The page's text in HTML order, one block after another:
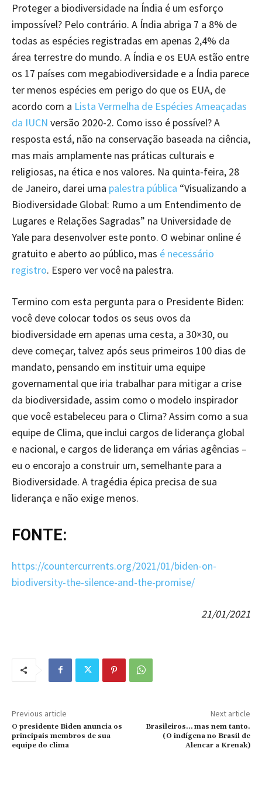
Proteger a biodiversidade na Índia é um esforço
impossível? Pelo contrário. A Índia abriga 7 a 8% de
todas as espécies registradas em apenas 2,4% da
área terrestre do mundo. A Índia e os EUA estão entre
os 17 países com megabiodiversidade e a Índia parece
ter menos espécies em perigo do que os EUA, de
acordo com a Lista Vermelha de Espécies Ameaçadas
da IUCN versão 2020-2. Como isso é possível? A
resposta está, não na conservação baseada na ciência,
mas mais amplamente nas práticas culturais e
religiosas, na ética e nos valores. Na quinta-feira, 28
de Janeiro, darei uma palestra pública “Visualizando a
Biodiversidade Global: Rumo a um Entendimento de
Lugares e Relações Sagradas” na Universidade de
Yale para desenvolver este ponto. O webinar online é
gratuito e aberto ao público, mas é necessário
registro. Espero ver você na palestra.
Termino com esta pergunta para o Presidente Biden:
você deve colocar todos os seus ovos da
biodiversidade em apenas uma cesta, a 30×30, ou
deve começar, talvez após seus primeiros 100 dias de
mandato, pensando em instituir uma equipe
governamental que iria trabalhar para mitigar a crise
da biodiversidade, assim como o modelo inspirador
que você estabeleceu para o Clima? Assim como a sua
equipe de Clima, que inclui cargos de liderança global
e nacional, e cargos de liderança em várias agências –
eu o encorajo a construir um, semelhante para a
Biodiversidade. A tragédia épica precisa de sua
liderança e não exige menos.
FONTE:
https://countercurrents.org/2021/01/biden-on-
biodiversity-the-silence-and-the-promise/
21/01/2021
Previous article
O presidente Biden anuncia os
principais membros de sua
equipe do clima
Next article
Brasileiros… mas nem tanto.
(O indígena no Brasil de
Alencar a Krenak)